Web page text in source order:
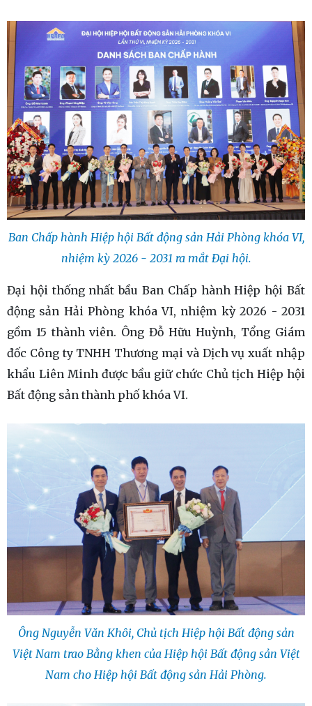
Ban Chấp hành Hiệp hội Bất động sản Hải Phòng khóa VI,
nhiệm kỳ 2026 - 2031 ra mắt Đại hội.
Đại hội thống nhất bầu Ban Chấp hành Hiệp hội Bất
động sản Hải Phòng khóa VI, nhiệm kỳ 2026 - 2031
gồm 15 thành viên. Ông Đỗ Hữu Huỳnh, Tổng Giám
đốc Công ty TNHH Thương mại và Dịch vụ xuất nhập
khẩu Liên Minh được bầu giữ chức Chủ tịch Hiệp hội
Bất động sản thành phố khóa VI.
Ông Nguyễn Văn Khôi, Chủ tịch Hiệp hội Bất động sản
Việt Nam trao Bằng khen của Hiệp hội Bất động sản Việt
Nam cho Hiệp hội Bất động sản Hải Phòng.